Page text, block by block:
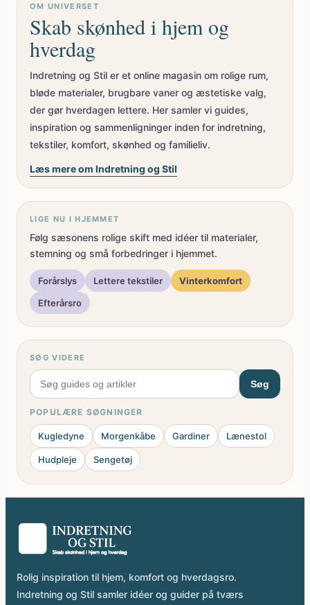
OM UNIVERSET
Skab skønhed i hjem og
hverdag
Indretning og Stil er et online magasin om rolige rum,
bløde materialer, brugbare vaner og æstetiske valg,
der gør hverdagen lettere. Her samler vi guides,
inspiration og sammenligninger inden for indretning,
tekstiler, komfort, skønhed og familieliv.
Læs mere om Indretning og Stil
LIGE NU I HJEMMET
Følg sæsonens rolige skift med idéer til materialer,
stemning og små forbedringer i hjemmet.
Forårslys Lettere tekstiler
Vinterkomfort
Efterårsro
SØG VIDERE
Søg
POPULÆRE SØGNINGER
Kugledyne Morgenkåbe Gardiner Lænestol
Hudpleje Sengetøj
Rolig inspiration til hjem, komfort og hverdagsro.
Indretning og Stil samler idéer og guider på tværs